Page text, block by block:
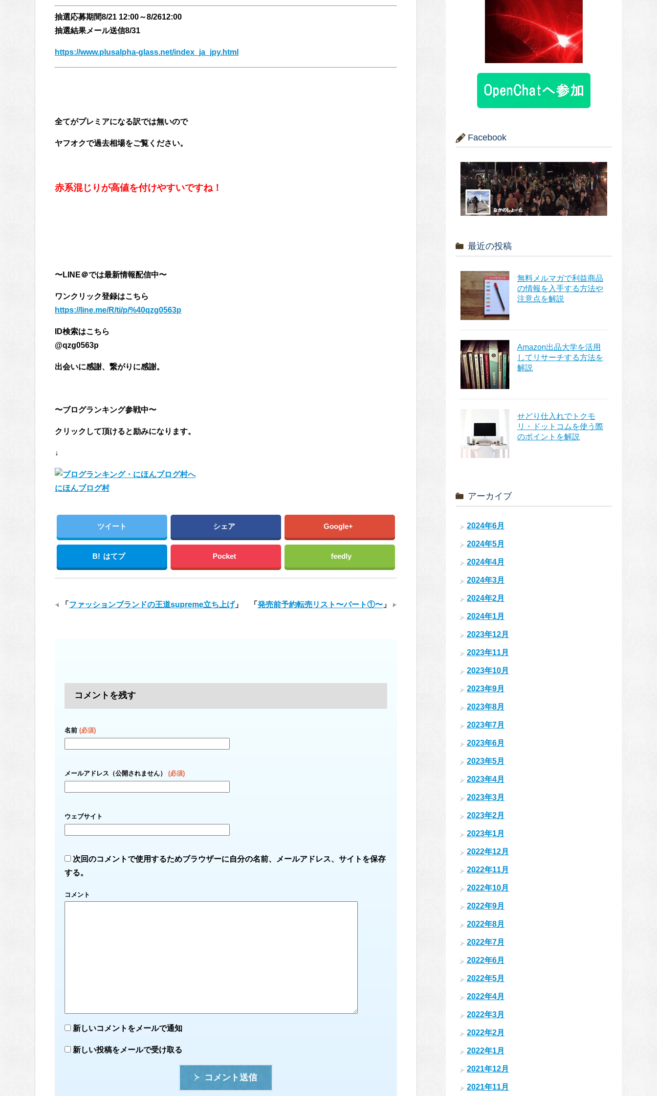
抽選応募期間8/21 12:00～8/2612:00
抽選結果メール送信8/31
https://www.plusalpha-glass.net/index_ja_jpy.html
全てがプレミアになる訳では無いので
ヤフオクで過去相場をご覧ください。
赤系混じりが高値を付けやすいですね！
〜LINE＠では最新情報配信中〜
ワンクリック登録はこちら
https://line.me/R/ti/p/%40qzg0563p
ID検索はこちら
@qzg0563p
出会いに感謝、繋がりに感謝。
〜ブログランキング参戦中〜
クリックして頂けると励みになります。
↓
にほんブログ村
ツイート シェア Google+
B! はてブ Pocket feedly
「 発売前予約転売リスト〜パート①〜 」
「 ファッションブランドの王道supreme立ち上げ」
コメントを残す
名前 (必須)
メールアドレス（公開されません） (必須)
ウェブサイト
次回のコメントで使用するためブラウザーに自分の名前、メールアドレス、サイトを保存
する。
コメント
新しいコメントをメールで通知
新しい投稿をメールで受け取る
コメント送信
Facebook
最近の投稿
無料メルマガで利益商品
の情報を入手する方法や
注意点を解説
Amazon出品大学を活用
してリサーチする方法を
解説
せどり仕入れでトクモ
リ・ドットコムを使う際
のポイントを解説
アーカイブ
2024年6月
2024年5月
2024年4月
2024年3月
2024年2月
2024年1月
2023年12月
2023年11月
2023年10月
2023年9月
2023年8月
2023年7月
2023年6月
2023年5月
2023年4月
2023年3月
2023年2月
2023年1月
2022年12月
2022年11月
2022年10月
2022年9月
2022年8月
2022年7月
2022年6月
2022年5月
2022年4月
2022年3月
2022年2月
2022年1月
2021年12月
2021年11月